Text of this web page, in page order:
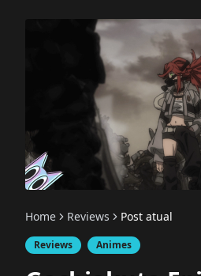
Home Reviews Post atual
Reviews Animes